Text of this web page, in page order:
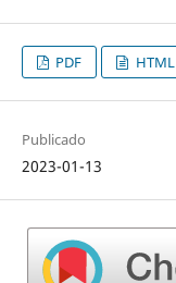
PDF HTML
Publicado
2023-01-13